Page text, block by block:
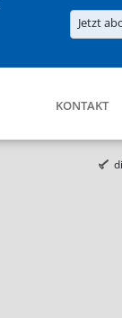
Jetzt
KONTAKT